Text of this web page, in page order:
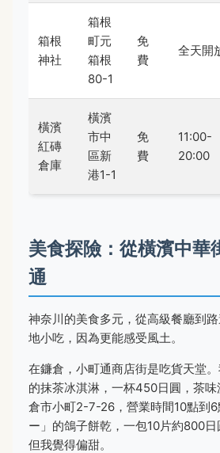
箱根
神社
箱根
町元
箱根
80-1
免
費
全天開
橫濱
紅磚
倉庫
橫濱
市中
區新
港1-1
免
費
11:00-
20:00
美食探險：從橫濱中華
通
神奈川的美食多元，從高級餐廳到
地小吃，因為更能感受風土。
在鐮倉，小町通商店街是吃貨天堂。
的抹茶冰淇淋，一杯450日圓，茶
倉市小町2-7-26，營業時間10點到6
ー」的鴿子餅乾，一包10片約800日
但我覺得偏甜。